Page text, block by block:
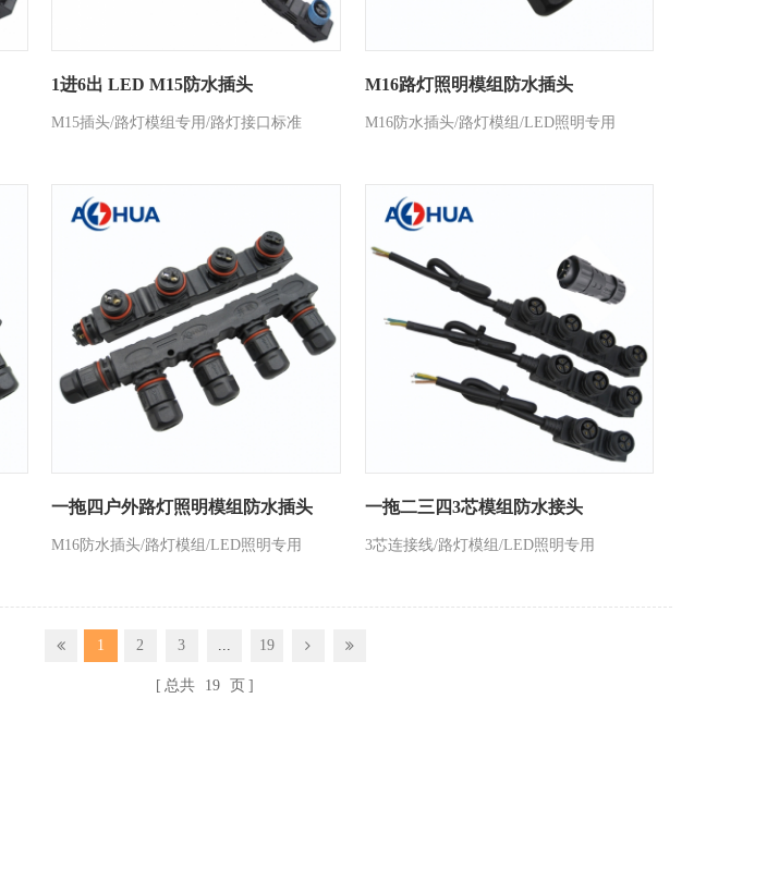
1进6出 LED M15防水插头
M15插头/路灯模组专用/路灯接口标准
M16路灯照明模组防水插头
M16防水插头/路灯模组/LED照明专用
一拖四户外路灯照明模组防水插头
M16防水插头/路灯模组/LED照明专用
一拖二三四3芯模组防水接头
3芯连接线/路灯模组/LED照明专用
1 2 3 19
总共 19 页